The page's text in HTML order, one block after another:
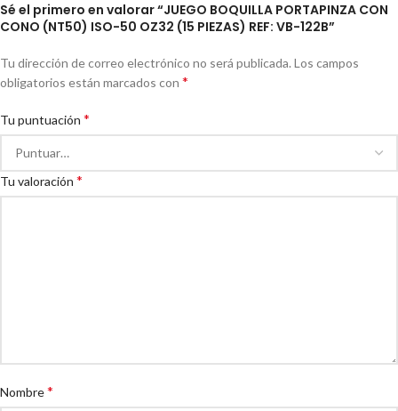
Sé el primero en valorar “JUEGO BOQUILLA PORTAPINZA CON
CONO (NT50) ISO-50 OZ32 (15 PIEZAS) REF: VB-122B”
Tu dirección de correo electrónico no será publicada. Los campos
obligatorios están marcados con *
Tu puntuación *
Tu valoración *
Nombre*